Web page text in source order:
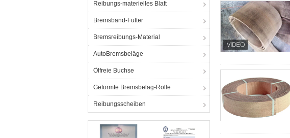
Reibungs-materielles Blatt
Bremsband-Futter
Bremsreibungs-Material
AutoBremsbeläge
Ölfreie Buchse
Geformte Bremsbelag-Rolle
Reibungsscheiben